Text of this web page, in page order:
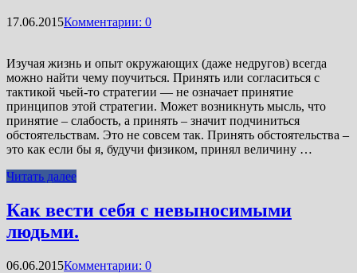
17.06.2015Комментарии: 0
Изучая жизнь и опыт окружающих (даже недругов) всегда
можно найти чему поучиться. Принять или согласиться с
тактикой чьей-то стратегии — не означает принятие
принципов этой стратегии. Может возникнуть мысль, что
принятие – слабость, а принять – значит подчиниться
обстоятельствам. Это не совсем так. Принять обстоятельства –
это как если бы я, будучи физиком, принял величину …
Читать далее
Как вести себя с невыносимыми
людьми.
06.06.2015Комментарии: 0